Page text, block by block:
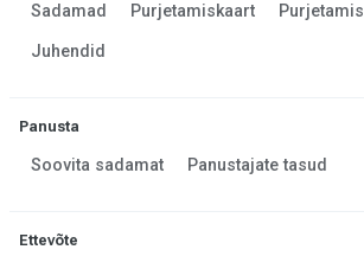
Sadamad Purjetamiskaart
Juhendid
Panusta
Soovita sadamat Panustajate tasud
Ettevõte